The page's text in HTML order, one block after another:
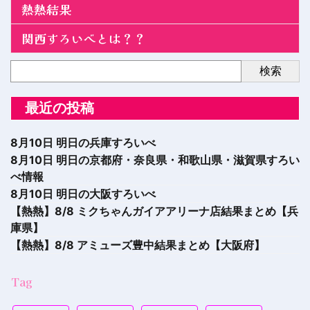
熱熱結果
関西すろいべとは？？
検索
最近の投稿
8月10日 明日の兵庫すろいべ
8月10日 明日の京都府・奈良県・和歌山県・滋賀県すろい
べ情報
8月10日 明日の大阪すろいべ
【熱熱】8/8 ミクちゃんガイアアリーナ店結果まとめ【兵
庫県】
【熱熱】8/8 アミューズ豊中結果まとめ【大阪府】
Tag